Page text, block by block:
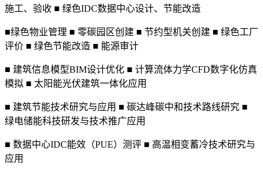
施工、验收 ■ 绿色IDC数据中心设计、节能改造
■绿色物业管理 ■ 零碳园区创建 ■ 节约型机关创建 ■ 绿色工厂
评价 ■ 绿色节能改造 ■ 能源审计
■ 建筑信息模型BIM设计优化 ■ 计算流体力学CFD数字化仿真
模拟 ■ 太阳能光伏建筑一体化应用
■ 建筑节能技术研究与应用 ■ 碳达峰碳中和技术路线研究 ■
绿电储能科技研发与技术推广应用
■ 数据中心IDC能效（PUE）测评 ■ 高温相变蓄冷技术研究与
应用